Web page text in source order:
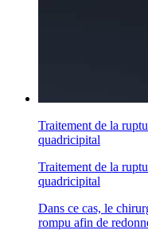
Traitement de la
quadricipital
Traitement de la
quadricipital
Dans ce cas, le
rompu afin de